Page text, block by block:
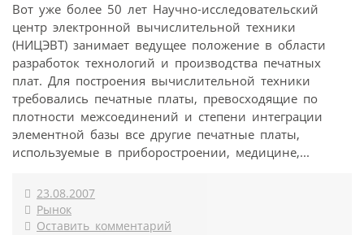
Вот уже более 50 лет Научно-исследовательский
центр электронной вычислительной техники
(НИЦЭВТ) занимает ведущее положение в области
разработок технологий и производства печатных
плат. Для построения вычислительной техники
требовались печатные платы, превосходящие по
плотности межсоединений и степени интеграции
элементной базы все другие печатные платы,
используемые в приборостроении, медицине,...
23.08.2007
Рынок
Оставить комментарий